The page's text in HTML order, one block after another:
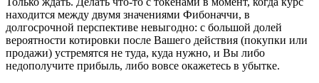
находится между двумя значениями Фибоначчи, в
долгосрочной перспективе невыгодно: с большой долей
вероятности котировки после Вашего действия (покупки или
продажи) устремятся не туда, куда нужно, и Вы либо
недополучите прибыль, либо вовсе окажетесь в убытке.